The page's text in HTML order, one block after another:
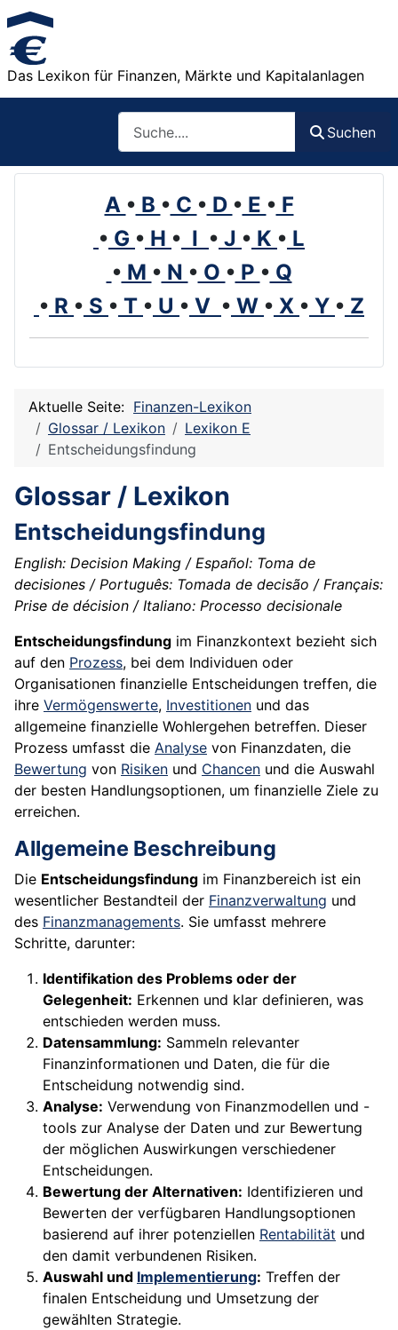
Das Lexikon für Finanzen, Märkte und Kapitalanlagen
Suchen
A • B • C • D • E • F
• G • H • I • J • K • L
• M • N • O • P • Q
• R • S • T • U • V • W • X • Y • Z
Aktuelle Seite: Finanzen-Lexikon
Glossar / Lexikon
Lexikon E
Entscheidungsfindung
Glossar / Lexikon
Entscheidungsfindung
English: Decision Making / Español: Toma de
decisiones / Português: Tomada de decisão / Français:
Prise de décision / Italiano: Processo decisionale
Entscheidungsfindung im Finanzkontext bezieht sich
auf den Prozess, bei dem Individuen oder
Organisationen finanzielle Entscheidungen treffen, die
ihre Vermögenswerte, Investitionen und das
allgemeine finanzielle Wohlergehen betreffen. Dieser
Prozess umfasst die Analyse von Finanzdaten, die
Bewertung von Risiken und Chancen und die Auswahl
der besten Handlungsoptionen, um finanzielle Ziele zu
erreichen.
Allgemeine Beschreibung
Die Entscheidungsfindung im Finanzbereich ist ein
wesentlicher Bestandteil der Finanzverwaltung und
des Finanzmanagements. Sie umfasst mehrere
Schritte, darunter:
Identifikation des Problems oder der
Gelegenheit: Erkennen und klar definieren, was
entschieden werden muss.
Datensammlung: Sammeln relevanter
Finanzinformationen und Daten, die für die
Entscheidung notwendig sind.
Analyse: Verwendung von Finanzmodellen und -
tools zur Analyse der Daten und zur Bewertung
der möglichen Auswirkungen verschiedener
Entscheidungen.
Bewertung der Alternativen: Identifizieren und
Bewerten der verfügbaren Handlungsoptionen
basierend auf ihrer potenziellen Rentabilität und
den damit verbundenen Risiken.
Auswahl und Implementierung: Treffen der
finalen Entscheidung und Umsetzung der
gewählten Strategie.